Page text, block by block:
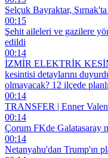
Selçuk Bayraktar,
00:15
Şehit aileleri ve gazilere
edildi
00:14
İZMİR ELEKTRİK
kesintisi detaylarını
olmayacak? 12 ilçede
00:14
TRANSFER | Enner
00:14
Çorum FKde Galatasaray
00:14
Netanyahu'dan Trump'ın